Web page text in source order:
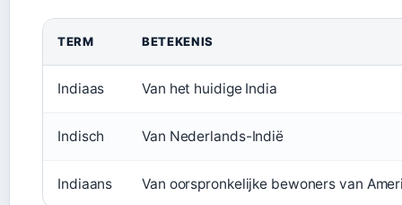
TERM BETEKENIS
Indiaas Van het huidige India
Indisch Van Nederlands-Indië
Indiaans Van oorspronkelijke bewoners van